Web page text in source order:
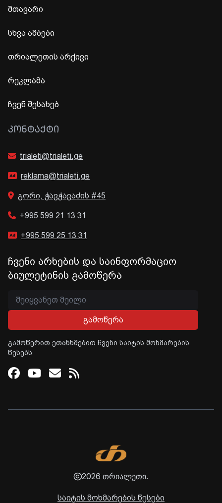
მთავარი
სხვა ამბები
თრიალეთის არქივი
რეკლამა
ჩვენ შესახებ
ᲙᲝᲜᲢᲐᲥᲢᲘ
trialeti@trialeti.ge
reklama@trialeti.ge
გორი, ჭავჭავაძის #45
+995 599 21 13 31
+995 599 25 13 31
ჩვენი არხების და საინფორმაციო
ბიულეტინის გამოწერა
გამოწერა
გამოწერით ეთანხმებით ჩვენი საიტის მოხმარების
წესებს
Facebook
Youtube
Email
RSS
2026 თრიალეთი.
საიტის მოხმარების წესები